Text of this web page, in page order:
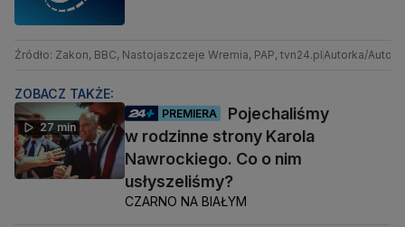
Źródło: Zakon, BBC, Nastojaszczeje Wremia, PAP, tvn24.plAutorka/Autor:
ZOBACZ TAKŻE:
27 min
PREMIERA
Pojechaliśmy
w rodzinne strony Karola
Nawrockiego. Co o nim
usłyszeliśmy?
CZARNO NA BIAŁYM